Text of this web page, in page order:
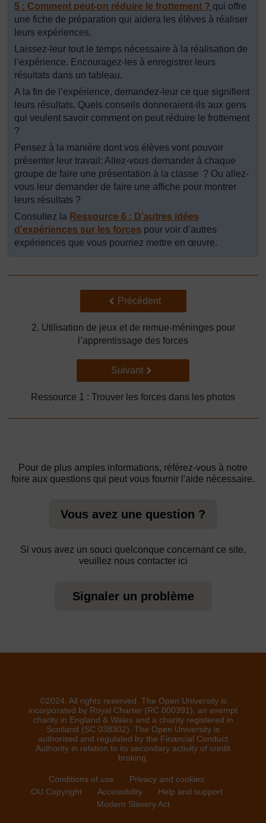
5 : Comment peut-on réduire le frottement ? qui offre
une fiche de préparation qui aidera les élèves à réaliser
leurs expériences.
Laissez-leur tout le temps nécessaire à la réalisation de
l’expérience. Encouragez-les à enregistrer leurs
résultats dans un tableau.
A la fin de l’expérience, demandez-leur ce que signifient
leurs résultats. Quels conseils donneraient-ils aux gens
qui veulent savoir comment on peut réduire le frottement
?
Pensez à la manière dont vos élèves vont pouvoir
présenter leur travail: Allez-vous demander à chaque
groupe de faire une présentation à la classe ? Ou allez-
vous leur demander de faire une affiche pour montrer
leurs résultats ?
Consultez la Ressource 6 : D’autres idées
d’expériences sur les forces pour voir d’autres
expériences que vous pourriez mettre en œuvre.
Précédent
Précédent
2. Utilisation de jeux et de remue-méninges pour
l’apprentissage des forces
Suivant
Suivant
Ressource 1 : Trouver les forces dans les photos
Pour de plus amples informations, référez-vous à notre
foire aux questions qui peut vous fournir l'aide nécessaire.
Vous avez une question ?
Si vous avez un souci quelconque concernant ce site,
veuillez nous contacter ici
Signaler un problème
©2024. All rights reserved. The Open University is
incorporated by Royal Charter (RC 000391), an exempt
charity in England & Wales and a charity registered in
Scotland (SC 038302). The Open University is
authorised and regulated by the Financial Conduct
Authority in relation to its secondary activity of credit
broking.
Conditions of use
Privacy and cookies
OU Copyright
Accessibility
Help and support
Modern Slavery Act